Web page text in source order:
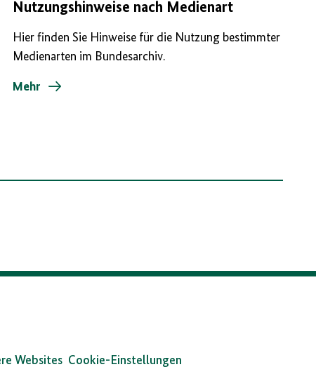
Nutzungshinweise nach Medienart
Hier finden Sie Hinweise für die Nutzung bestimmter
Medienarten im Bundesarchiv.
Mehr
Websites Cookie-Einstellungen